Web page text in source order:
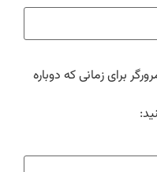
برای زمانی که دوباره